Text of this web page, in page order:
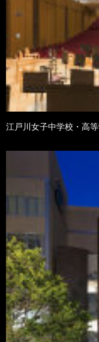
江戸川女子中学校・高